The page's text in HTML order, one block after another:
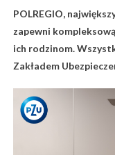
POLREGIO,
zapewni
ich rodzinom.
Zakładem